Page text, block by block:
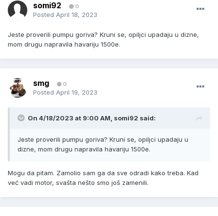
somi92 0
Posted April 18, 2023
Jeste proverili pumpu goriva? Kruni se, opiljci upadaju u dizne,
mom drugu napravila havariju 1500e.
smg 0
Posted April 19, 2023
On 4/18/2023 at 9:00 AM, somi92 said:
Jeste proverili pumpu goriva? Kruni se, opiljci upadaju u
dizne, mom drugu napravila havariju 1500e.
Mogu da pitam. Zamolio sam ga da sve odradi kako treba. Kad
već vadi motor, svašta nešto smo još zamenili.